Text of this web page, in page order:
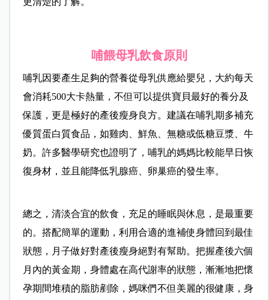
哺餵母乳飲食原則
哺乳因要產生足夠的營養從母乳供應給嬰兒，大約每天
會消耗500大卡熱量，不但可以提供寶貝最好的養分及
保護，更是極好的產後瘦身良方。建議在哺乳期多補充
優質蛋白質食品，如雞肉、鮮魚、無糖或低糖豆漿、牛
奶。許多醫學研究也證明了，哺乳的媽媽比較能早日恢
復身材，並且能降低乳腺癌、卵巢癌的發生率。
總之，清淡合宜的飲食，充足的睡眠與休息，是最重要
的。搭配簡單的運動，利用合適的進補使身體回到最佳
狀態，月子做好對產後瘦身絕對有幫助。把握產後六個
月內的黃金期，身體處在高代謝率的狀態，漸漸地把懷
孕期間堆積的脂肪剷除，媽咪們不但美麗的很健康，身